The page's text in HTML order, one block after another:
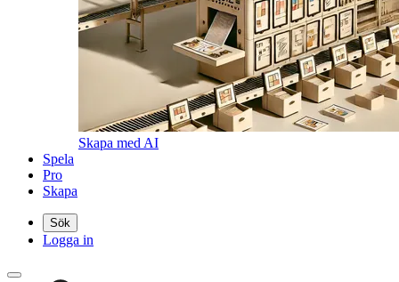
Skapa med AI
Spela
Pro
Skapa
Sök
Logga in